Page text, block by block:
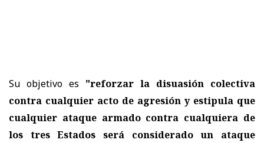
Su objetivo es "reforzar la disuasión colectiva
contra cualquier acto de agresión y estipula que
cualquier ataque armado contra cualquiera de
los tres Estados será considerado un ataque